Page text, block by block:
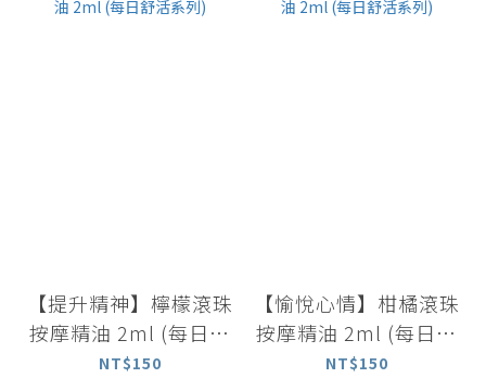
【提升精神】檸檬滾珠
按摩精油 2ml (每日舒
活系列)
NT$150
【愉悅心情】柑橘滾珠
按摩精油 2ml (每日舒
活系列)
NT$150